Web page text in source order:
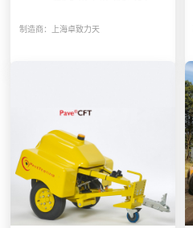
制造商： 上海卓致力天